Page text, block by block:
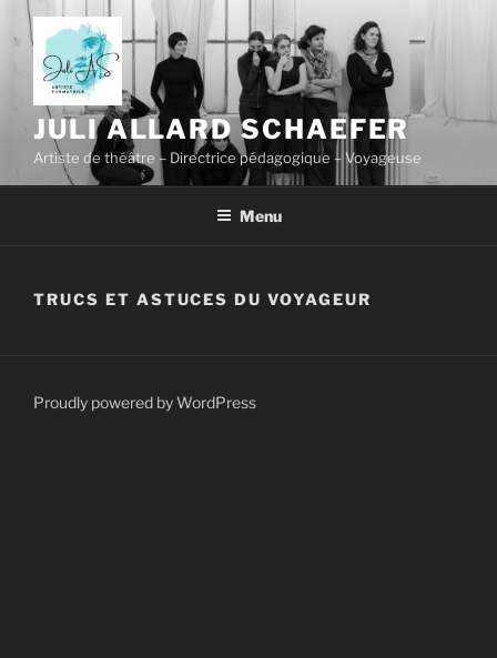
Skip
to
content
JULI ALLARD SCHAEFER
Artiste de théâtre – Directrice pédagogique – Voyageuse
Menu
TRUCS ET ASTUCES DU VOYAGEUR
Proudly powered by WordPress